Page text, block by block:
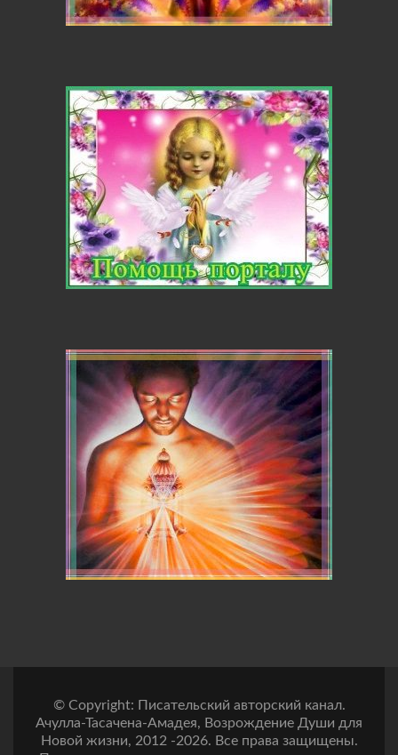
© Copyright: Писательский авторский канал.
Ачулла-Тасачена-Амадея, Возрождение Души для
Новой жизни, 2012 -2026. Все права защищены.